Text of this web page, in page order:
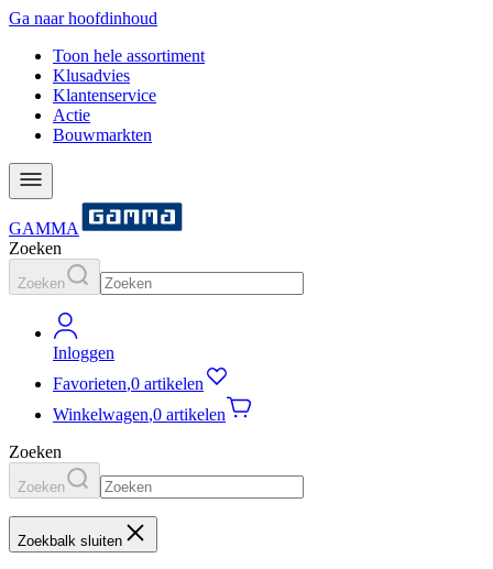
Ga naar hoofdinhoud
Toon hele assortiment
Klusadvies
Klantenservice
Actie
Bouwmarkten
GAMMA
Zoeken
Zoeken
Inloggen
Favorieten,0 artikelen
Winkelwagen,0 artikelen
Zoeken
Zoeken
Zoekbalk sluiten